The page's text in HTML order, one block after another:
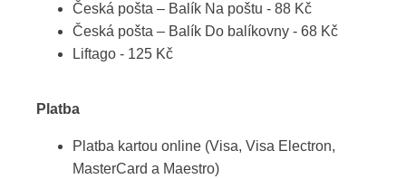
Česká pošta – Balík Na poštu - 88 Kč
Česká pošta – Balík Do balíkovny - 68 Kč
Liftago - 125 Kč
Platba
Platba kartou online (Visa, Visa Electron,
MasterCard a Maestro)